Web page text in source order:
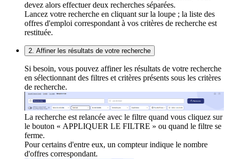
devez alors effectuer deux recherches séparées.
Lancez votre recherche en cliquant sur la loupe ; la liste des
offres d'emploi correspondant à vos critères de recherche est
restituée.
2. Affiner les résultats de votre recherche
Si besoin, vous pouvez affiner les résultats de votre recherche
en sélectionnant des filtres et critères présents sous les critères
de recherche.
La recherche est relancée avec le filtre quand vous cliquez sur
le bouton « APPLIQUER LE FILTRE » ou quand le filtre se
ferme.
Pour certains d'entre eux, un compteur indique le nombre
d'offres correspondant.